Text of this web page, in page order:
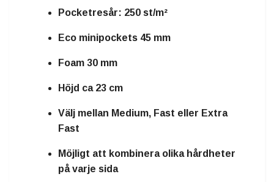
Pocketresår: 250 st/m²
Eco minipockets 45 mm
Foam 30 mm
Höjd ca 23 cm
Välj mellan Medium, Fast eller Extra
Fast
Möjligt att kombinera olika hårdheter
på varje sida